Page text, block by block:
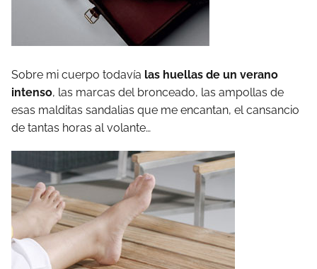
Sobre mi cuerpo todavía las huellas de un verano
intenso, las marcas del bronceado, las ampollas de
esas malditas sandalias que me encantan, el cansancio
de tantas horas al volante…